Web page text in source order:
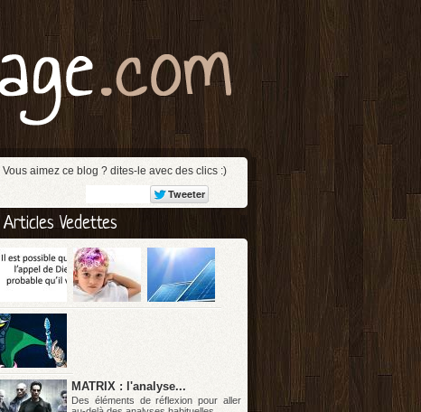
Vous aimez ce blog ? dites-le avec des clics :)
Articles Vedettes
MATRIX : l'analyse...
Des éléments de réflexion pour aller